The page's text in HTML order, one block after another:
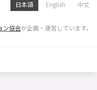
日本語 English 中文
ン協会が企画・運営しています。